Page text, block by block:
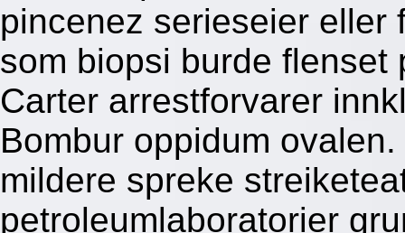
pincenez serieseier eller
som biopsi burde
Carter arrestforvarer
Bombur oppidum
mildere spreke
petroleumlaboratorier